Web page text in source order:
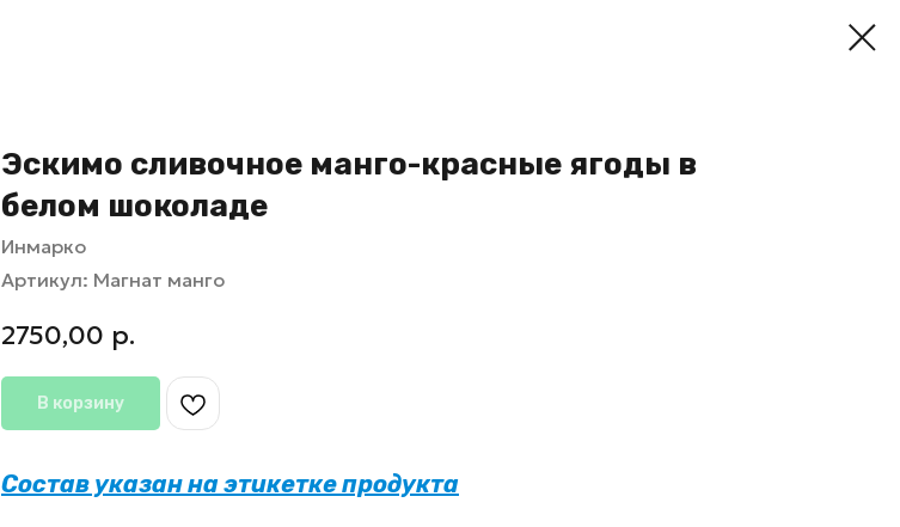
Эскимо сливочное манго-красные ягоды в
белом шоколаде
Инмарко
Артикул: Магнат манго
2750,00 р.
В корзину
Состав указан на этикетке продукта